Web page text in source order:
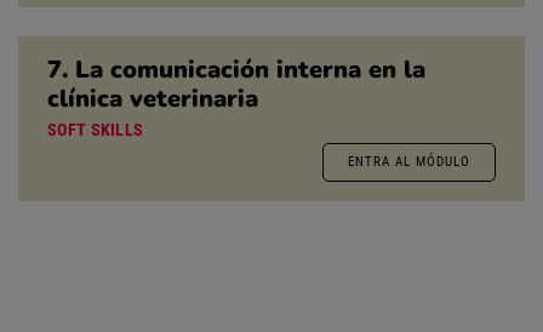
7. La comunicación interna en la
clínica veterinaria
SOFT SKILLS
ENTRA AL MÓDULO